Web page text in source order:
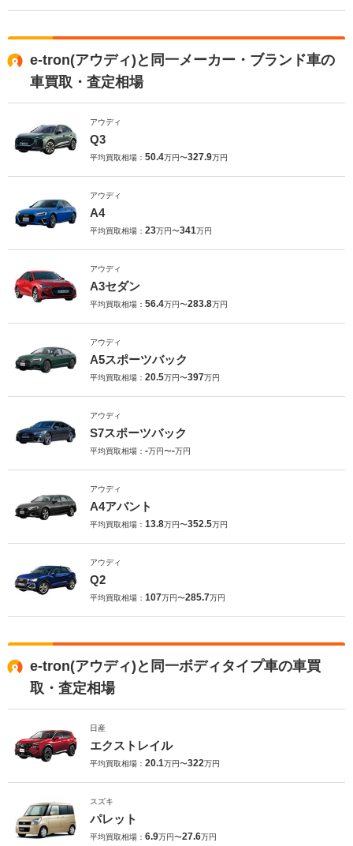
e-tron(アウディ)と同一メーカー・ブランド車の
車買取・査定相場
アウディ
Q3
平均買取相場： 50.4万円〜327.9万円
アウディ
A4
平均買取相場： 23万円〜341万円
アウディ
A3セダン
平均買取相場： 56.4万円〜283.8万円
アウディ
A5スポーツバック
平均買取相場： 20.5万円〜397万円
アウディ
S7スポーツバック
平均買取相場： -万円〜-万円
アウディ
A4アバント
平均買取相場： 13.8万円〜352.5万円
アウディ
Q2
平均買取相場： 107万円〜285.7万円
e-tron(アウディ)と同一ボディタイプ車の車買
取・査定相場
日産
エクストレイル
平均買取相場： 20.1万円〜322万円
スズキ
パレット
平均買取相場： 6.9万円〜27.6万円